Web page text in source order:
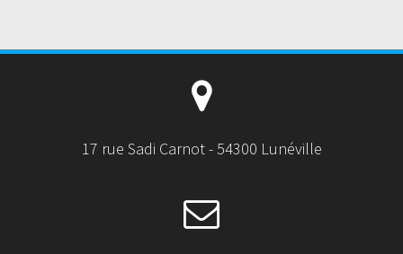
17 rue Sadi Carnot - 54300 Lunéville